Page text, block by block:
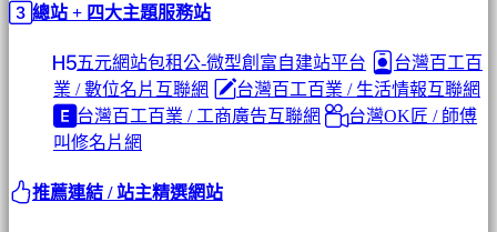
總站 + 四大主題服務站
五元網站包租公-微型創富自建站平台
台灣百工百
業 / 數位名片互聯網
台灣百工百業 / 生活情報互聯網
台灣百工百業 / 工商廣告互聯網
台灣OK匠 / 師傅
叫修名片網
推薦連結 / 站主精選網站